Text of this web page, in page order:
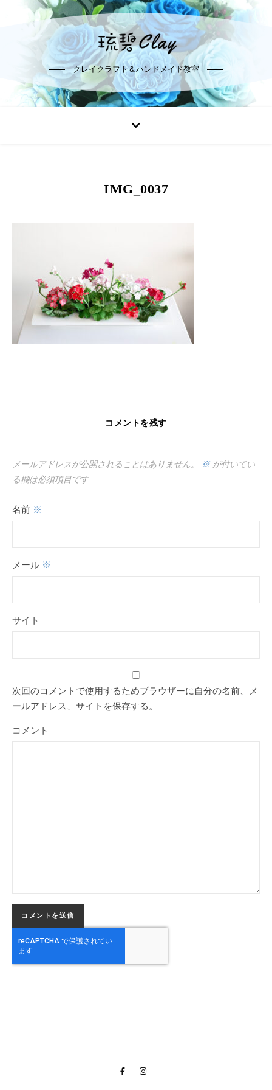
クレイクラフト＆ハンドメイド教室
IMG_0037
コメントを残す
メールアドレスが公開されることはありません。 ※ が付いてい
る欄は必須項目です
名前 ※
メール ※
サイト
次回のコメントで使用するためブラウザーに自分の名前、メ
ールアドレス、サイトを保存する。
コメント